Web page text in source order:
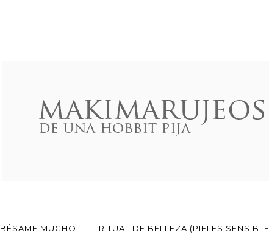
BÉSAME MUCHO RITUAL DE BELLEZA (PIELES